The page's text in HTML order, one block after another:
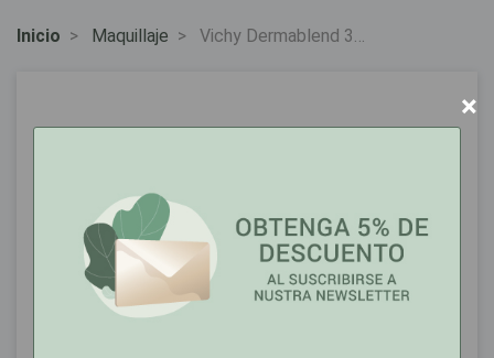
Inicio Maquillaje
×